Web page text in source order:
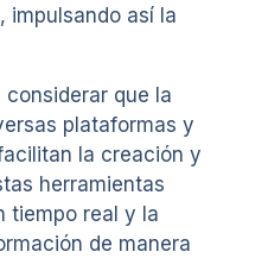
impulsando así la
que la
plataformas y
la creación y
herramientas
tiempo real y la
de manera